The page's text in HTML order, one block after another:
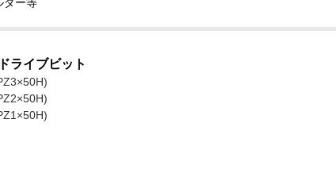
ライブビット